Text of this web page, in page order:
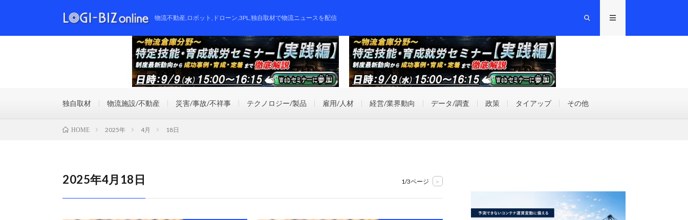
物流不動産,ロボット,ドローン,3PL,独自取材で物流ニュースを配信
独自取材 物流施設/不動産 災害/事故/不祥事 テクノロジー/製品 雇用/人材 経営/業界動向 データ/調査 政策 タイアップ その他
HOME 2025年 4月 18日
2025年4月18日 1/3ページ >